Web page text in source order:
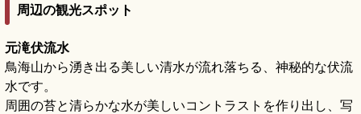
周辺の観光スポット
元滝伏流水
鳥海山から湧き出る美しい清水が流れ落ちる、神秘的な伏流
水です。
周囲の苔と清らかな水が美しいコントラストを作り出し、写